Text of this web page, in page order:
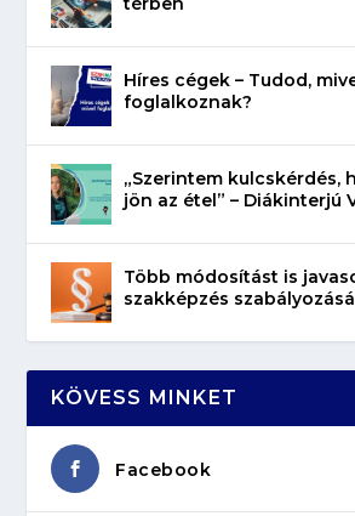
Híres cégek – Tudod,
foglalkoznak?
„Szerintem kulcskérdés,
jön az étel” – Diákinterjú
Több módosítást is
szakképzés
KÖVESS MINKET
Facebook